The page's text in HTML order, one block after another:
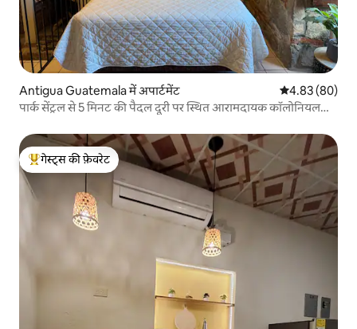
Antigua Guatemala में अपार्टमेंट औसत रेटिंग 5 में
4.83 (80)
पार्क सेंट्रल से 5 मिनट की पैदल दूरी पर स्थित आरामदायक कॉलोनियल
गेस्ट्स का टॉप फ़ेवरेट
गेस्ट्स की फ़ेवरेट